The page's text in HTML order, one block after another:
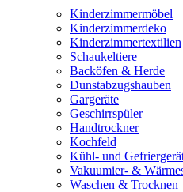
Kinderzimmermöbel
Kinderzimmerdeko
Kinderzimmertextilien
Schaukeltiere
Backöfen & Herde
Dunstabzugshauben
Gargeräte
Geschirrspüler
Handtrockner
Kochfeld
Kühl- und
Vakuumier- &
Waschen & Trocknen